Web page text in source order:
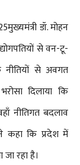
डॉ. मोहन
से वन-टू-
से अवगत
दिलाया कि
नीतिगत बदलाव
कहा कि प्रदेश में
रहा है।